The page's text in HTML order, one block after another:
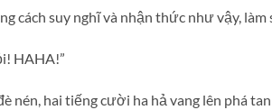
cách suy nghĩ và nhận thức như vậy, làm
HAHA!”
nén, hai tiếng cười ha hả vang lên phá